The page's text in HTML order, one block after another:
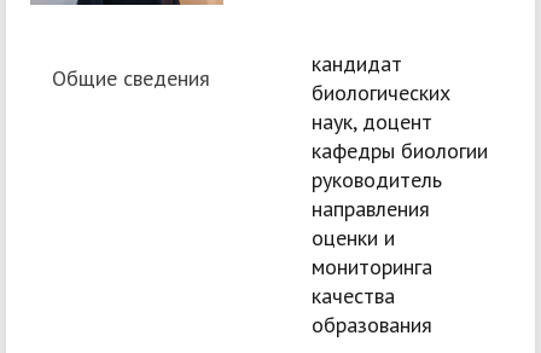
Общие сведения
кандидат
биологических
наук, доцент
кафедры биологии
руководитель
направления
оценки и
мониторинга
качества
образования